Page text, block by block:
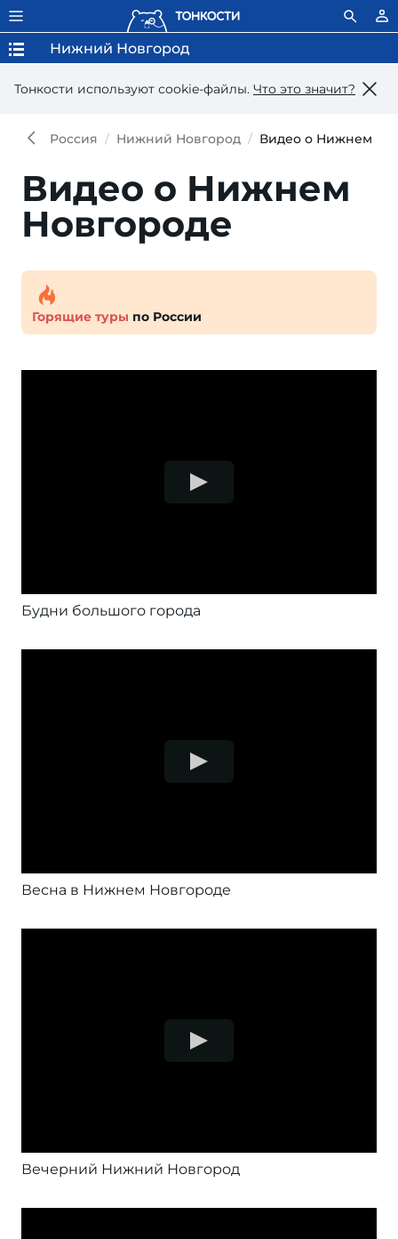
Тонкости используют сookie-файлы. Что это значит?
Нижний Новгород
Россия Нижний Новгород Видео о Нижнем
Видео о Нижнем
Новгороде
Горящие туры по России
Будни большого города
Весна в Нижнем Новгороде
Вечерний Нижний Новгород